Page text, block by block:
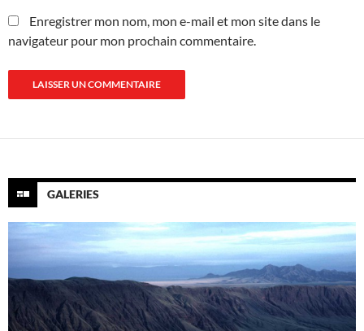
Enregistrer mon nom, mon e-mail et mon site dans le
navigateur pour mon prochain commentaire.
GALERIES